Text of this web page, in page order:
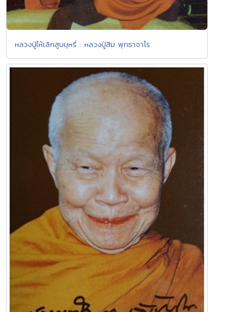
หลวงปู่ให้เลิกสูบบุหรี่ : หลวงปู่สิม พุทธาจาโร